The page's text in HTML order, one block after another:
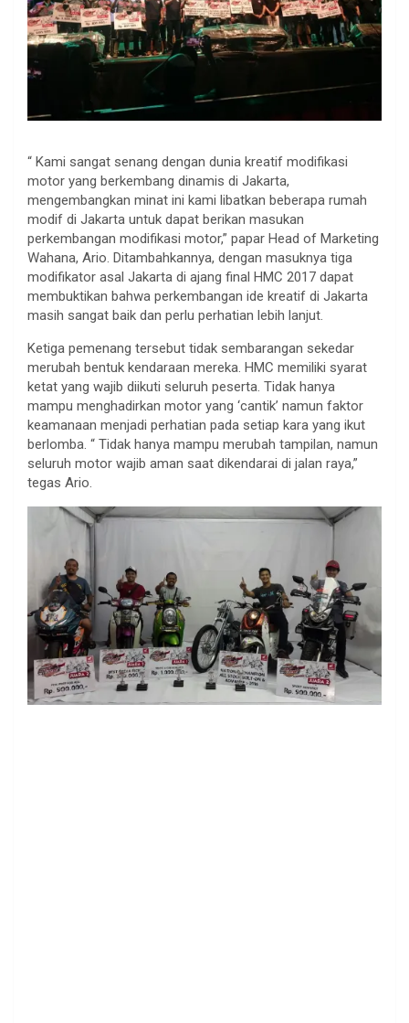
“ Kami sangat senang dengan dunia kreatif modifikasi
motor yang berkembang dinamis di Jakarta,
mengembangkan minat ini kami libatkan beberapa rumah
modif di Jakarta untuk dapat berikan masukan
perkembangan modifikasi motor,” papar Head of Marketing
Wahana, Ario. Ditambahkannya, dengan masuknya tiga
modifikator asal Jakarta di ajang final HMC 2017 dapat
membuktikan bahwa perkembangan ide kreatif di Jakarta
masih sangat baik dan perlu perhatian lebih lanjut.
Ketiga pemenang tersebut tidak sembarangan sekedar
merubah bentuk kendaraan mereka. HMC memiliki syarat
ketat yang wajib diikuti seluruh peserta. Tidak hanya
mampu menghadirkan motor yang ‘cantik’ namun faktor
keamanaan menjadi perhatian pada setiap kara yang ikut
berlomba. “ Tidak hanya mampu merubah tampilan, namun
seluruh motor wajib aman saat dikendarai di jalan raya,”
tegas Ario.